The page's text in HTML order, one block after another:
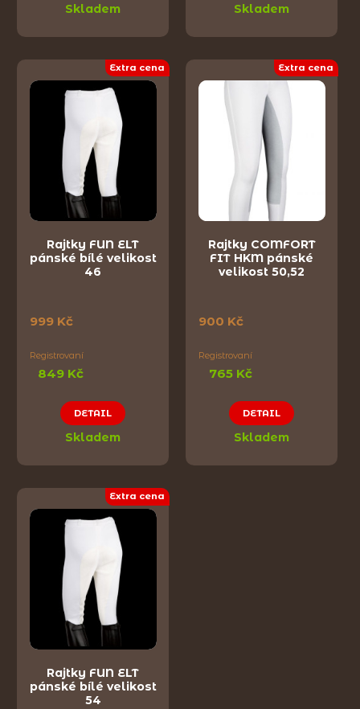
Skladem Skladem
Extra cena
Rajtky FUN ELT
pánské bílé velikost
46
999 Kč
Registrovaní
849 Kč
DETAIL
Skladem
Extra cena
Rajtky COMFORT
FIT HKM pánské
velikost 50,52
900 Kč
Registrovaní
765 Kč
DETAIL
Skladem
Extra cena
Rajtky FUN ELT
pánské bílé velikost
54